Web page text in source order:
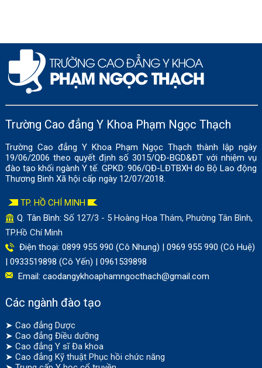
Trường Cao đẳng Y Khoa Phạm Ngọc Thạch
Trường Cao đẳng Y Khoa Phạm Ngọc Thạch thành lập ngày
19/06/2006 theo quyết định số 3015/QĐ-BGD&ĐT với nhiệm vụ
đào tạo khối ngành Y tế. GPKD: 906/QĐ-LĐTBXH do Bộ Lao động
Thương Binh Xã hội cấp ngày 12/07/2018.
TP. HỒ CHÍ MINH
Q. Tân Bình: Số 127/3 - 5 Hoàng Hoa Thám, Phường Tân Bình,
TP.Hồ Chí Minh
Điện thoại: 0899 955 990 (Cô Nhung) | 0969 955 990 (Cô Huệ)
| 0933519898 (Cô Yến) | 0961539898
Email: caodangykhoaphamngocthach@gmail.com
Các ngành đào tạo
➤ Cao đẳng Dược
➤ Cao đẳng Điều dưỡng
➤ Cao đẳng Y sĩ Đa khoa
➤ Cao đẳng Kỹ thuật Phục hồi chức năng